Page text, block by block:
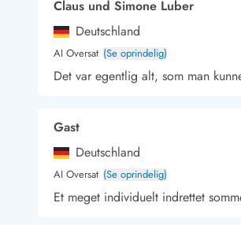
Kontakt BjerregårdKontakt Søndervig
Kontakt, åbningstider og døgnvagt
Feriehusudlejning siden 1965
Nyhedsbrev
Sponsorater - Esmark støtter
Lejebetingelser
Persondata- og cookiepolitik
Claus und Simone Luber
Deutschland
AI Oversat (Se oprindelig)
Det var egentlig alt, som man
Gast
Deutschland
AI Oversat (Se oprindelig)
Et meget individuelt indrettet